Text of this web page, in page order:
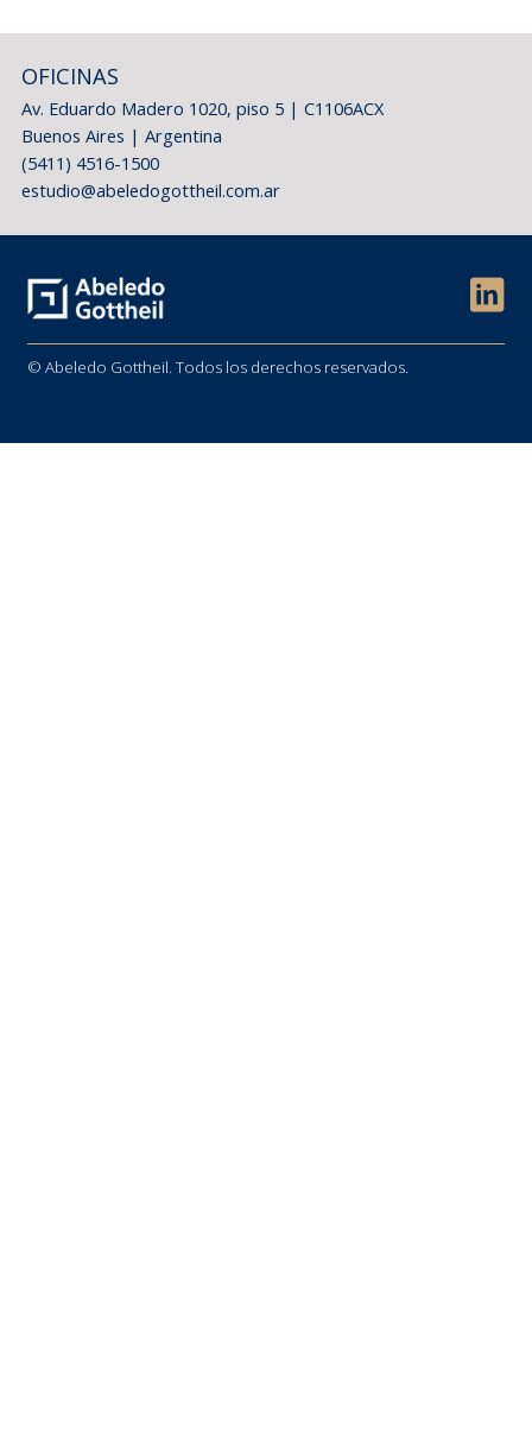
OFICINAS
Av. Eduardo Madero 1020, piso 5 | C1106ACX
Buenos Aires | Argentina
(5411) 4516-1500
estudio@abeledogottheil.com.ar
© Abeledo Gottheil. Todos los derechos reservados.